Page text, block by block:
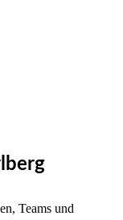
Teams und